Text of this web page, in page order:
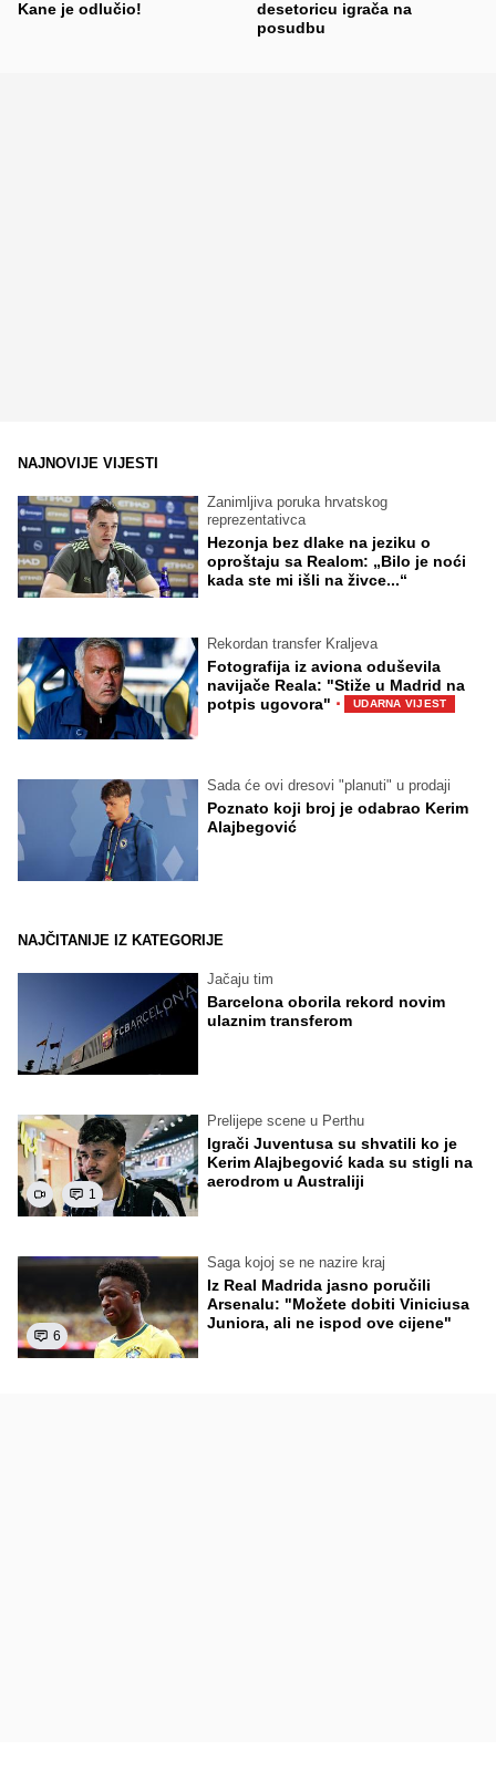
Kane je odlučio!
desetoricu igrača na
posudbu
NAJNOVIJE VIJESTI
Zanimljiva poruka hrvatskog
reprezentativca
Hezonja bez dlake na jeziku o
oproštaju sa Realom: „Bilo je noći
kada ste mi išli na živce...“
Rekordan transfer Kraljeva
Fotografija iz aviona oduševila
navijače Reala: "Stiže u Madrid na
potpis ugovora" · UDARNA VIJEST
Sada će ovi dresovi "planuti" u prodaji
Poznato koji broj je odabrao Kerim
Alajbegović
NAJČITANIJE IZ KATEGORIJE
Jačaju tim
Barcelona oborila rekord novim
ulaznim transferom
1
Prelijepe scene u Perthu
Igrači Juventusa su shvatili ko je
Kerim Alajbegović kada su stigli na
aerodrom u Australiji
6
Saga kojoj se ne nazire kraj
Iz Real Madrida jasno poručili
Arsenalu: "Možete dobiti Viniciusa
Juniora, ali ne ispod ove cijene"